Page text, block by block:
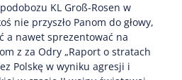
KL Groß-Rosen w
nie przyszło Panom do głowy,
a nawet sprezentować na
z za Odry „Raport o stratach
Polskę w wyniku agresji i